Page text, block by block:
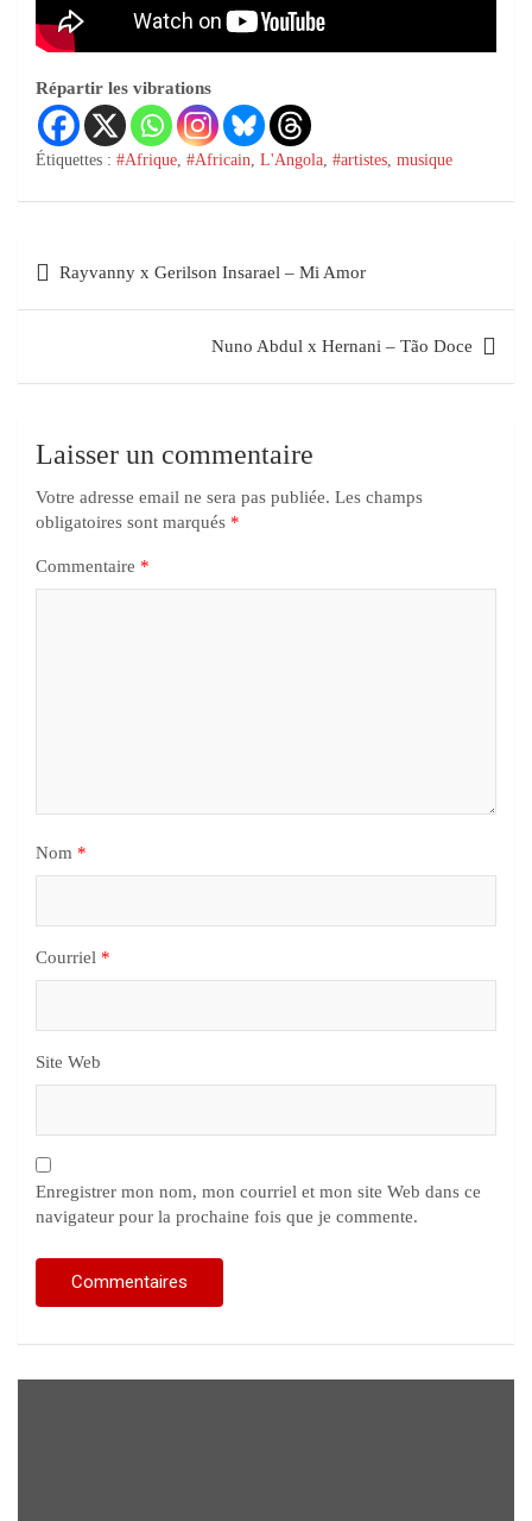
Répartir les vibrations
Étiquettes : #Afrique, #Africain, L'Angola, #artistes, musique
Rayvanny x Gerilson Insarael – Mi Amor
Nuno Abdul x Hernani – Tão Doce
Laisser un commentaire
Votre adresse email ne sera pas publiée. Les champs
obligatoires sont marqués *
Commentaire *
Nom *
Courriel *
Site Web
Enregistrer mon nom, mon courriel et mon site Web dans ce
navigateur pour la prochaine fois que je commente.